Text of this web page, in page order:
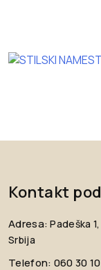
Kontakt
Adresa:Padeška
Srbija
Telefon: 060 30